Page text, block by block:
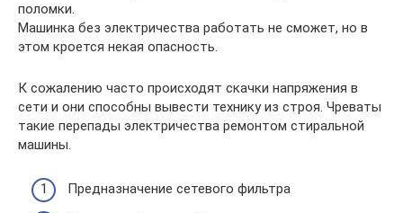
поломки.
Машинка без электричества работать не сможет, но в
этом кроется некая опасность.
К сожалению часто происходят скачки напряжения в
сети и они способны вывести технику из строя. Чреваты
такие перепады электричества ремонтом стиральной
машины.
Предназначение сетевого фильтра